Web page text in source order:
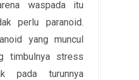
waspada itu
perlu paranoid.
yang muncul
timbulnya stress
pada turunnya